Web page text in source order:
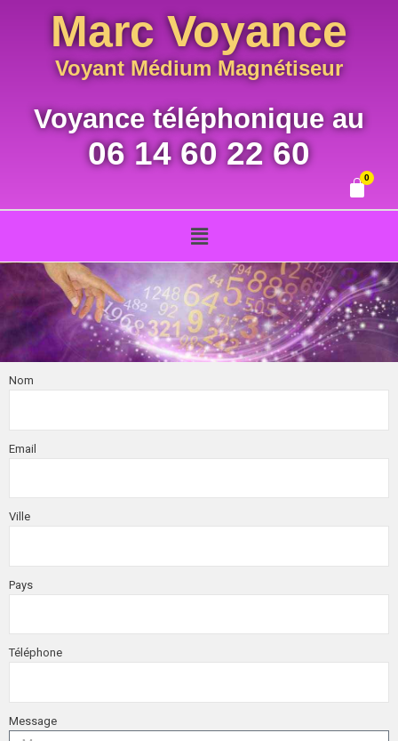
Marc Voyance
Voyant Médium Magnétiseur
Voyance téléphonique au
06 14 60 22 60
Menu
Nom
Email
Ville
Pays
Téléphone
Message